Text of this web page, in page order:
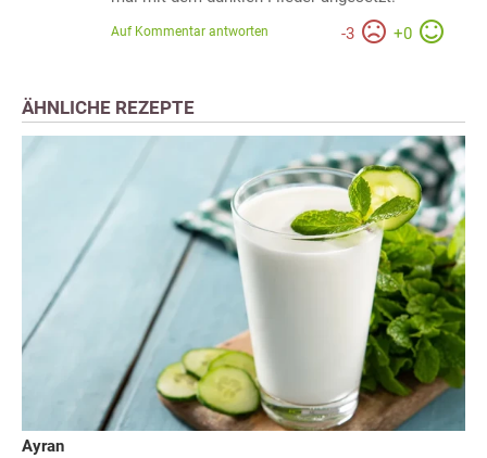
-3 +0
Auf Kommentar antworten
ÄHNLICHE REZEPTE
Ayran